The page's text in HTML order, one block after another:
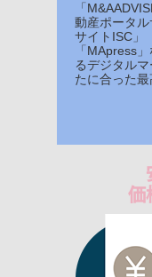
「
動産ポータ
サイトISC」
「MApress
るデジタル
たに合った最
価